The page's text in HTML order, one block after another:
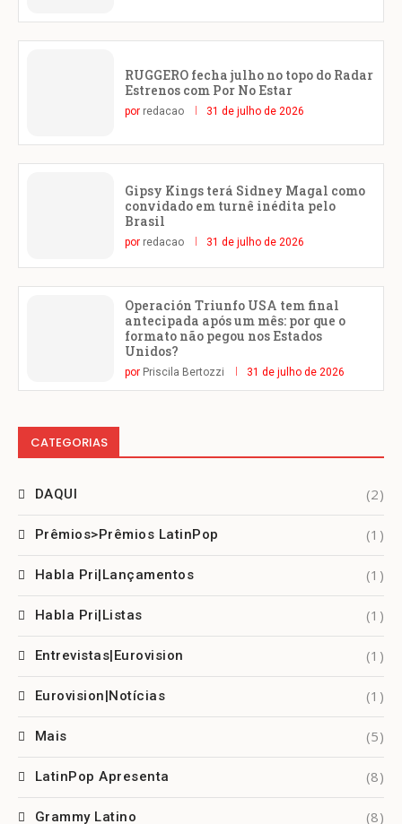
RUGGERO fecha julho no topo do Radar
Estrenos com Por No Estar
por redacao 31 de julho de 2026
Gipsy Kings terá Sidney Magal como
convidado em turnê inédita pelo
Brasil
por redacao 31 de julho de 2026
Operación Triunfo USA tem final
antecipada após um mês: por que o
formato não pegou nos Estados
Unidos?
por Priscila Bertozzi 31 de julho de 2026
CATEGORIAS
DAQUI (2)
Prêmios>Prêmios LatinPop (1)
Habla Pri|Lançamentos (1)
Habla Pri|Listas (1)
Entrevistas|Eurovision (1)
Eurovision|Notícias (1)
Mais (5)
LatinPop Apresenta (8)
Grammy Latino (8)